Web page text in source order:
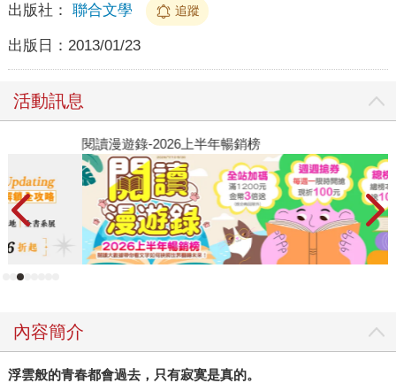
出版社： 聯合文學 追蹤
出版日： 2013/01/23
活動訊息
閱讀漫遊錄-2026上半年暢銷榜
內容簡介
浮雲般的青春都會過去，只有寂寞是真的。